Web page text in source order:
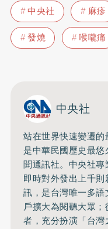
中央社 麻疹
發燒
喉嚨痛
中央社
站在世界快速變遷的
是中華民國歷史最
聞通訊社。中央社
即時對外發出上千
訊，是台灣唯一多
戶擴大為閱聽大眾
者，充分扮演「台灣